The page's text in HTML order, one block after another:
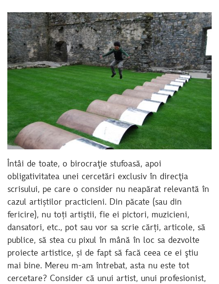
Întâi de toate, o birocraţie stufoasă, apoi
obligativitatea unei cercetări exclusiv în direcţia
scrisului, pe care o consider nu neapărat relevantă în
cazul artiștilor practicieni. Din păcate (sau din
fericire), nu toți artiştii, fie ei pictori, muzicieni,
dansatori, etc., pot sau vor sa scrie cărți, articole, să
publice, să stea cu pixul în mână în loc sa dezvolte
proiecte artistice, și de fapt să facă ceea ce ei ştiu
mai bine. Mereu m-am întrebat, asta nu este tot
cercetare? Consider că unui artist, unui profesionist,